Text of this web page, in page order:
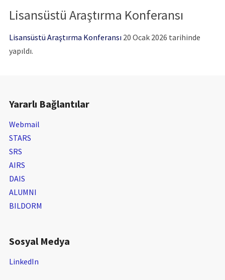
Lisansüstü Araştırma Konferansı
Lisansüstü Araştırma Konferansı 20 Ocak 2026 tarihinde
yapıldı.
Yararlı Bağlantılar
Webmail
STARS
SRS
AIRS
DAIS
ALUMNI
BILDORM
Sosyal Medya
LinkedIn